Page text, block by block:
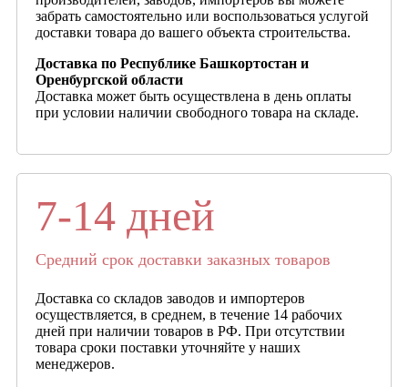
забрать самостоятельно или воспользоваться услугой
доставки товара до вашего объекта строительства.
Доставка по Республике Башкортостан и
Оренбургской области
Доставка может быть осуществлена в день оплаты
при условии наличии свободного товара на складе.
7-14 дней
Средний срок доставки заказных товаров
Доставка со складов заводов и импортеров
осуществляется, в среднем, в течение 14 рабочих
дней при наличии товаров в РФ. При отсутствии
товара сроки поставки уточняйте у наших
менеджеров.